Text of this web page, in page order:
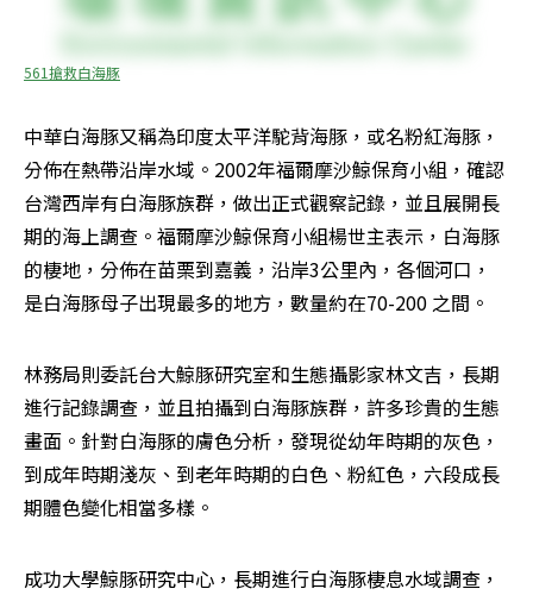
561搶救白海豚
中華白海豚又稱為印度太平洋駝背海豚，或名粉紅海豚，
分佈在熱帶沿岸水域。2002年福爾摩沙鯨保育小組，確認
台灣西岸有白海豚族群，做出正式觀察記錄，並且展開長
期的海上調查。福爾摩沙鯨保育小組楊世主表示，白海豚
的棲地，分佈在苗栗到嘉義，沿岸3公里內，各個河口，
是白海豚母子出現最多的地方，數量約在70-200 之間。
林務局則委託台大鯨豚研究室和生態攝影家林文吉，長期
進行記錄調查，並且拍攝到白海豚族群，許多珍貴的生態
畫面。針對白海豚的膚色分析，發現從幼年時期的灰色，
到成年時期淺灰、到老年時期的白色、粉紅色，六段成長
期體色變化相當多樣。
成功大學鯨豚研究中心，長期進行白海豚棲息水域調查，